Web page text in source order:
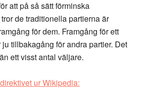
att på så sätt förminska
de traditionella partierna är
för dem. Framgång för ett
tillbakagång för andra partier. Det
ett visst antal väljare.
ur Wikipedia: